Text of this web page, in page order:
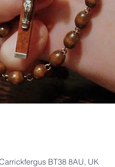
BT38 8AU, UK